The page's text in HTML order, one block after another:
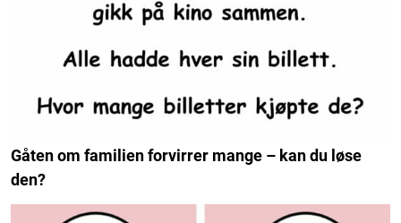
Gåten om familien forvirrer mange – kan du løse
den?